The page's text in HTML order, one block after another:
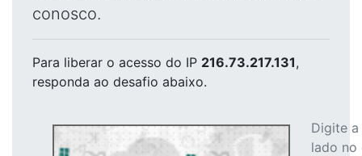
conosco.
Para liberar o acesso do IP 216.73.217.131,
responda ao desafio abaixo.
Digite
lado no